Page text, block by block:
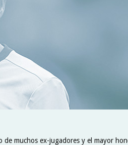
de muchos ex-jugadores y el mayor